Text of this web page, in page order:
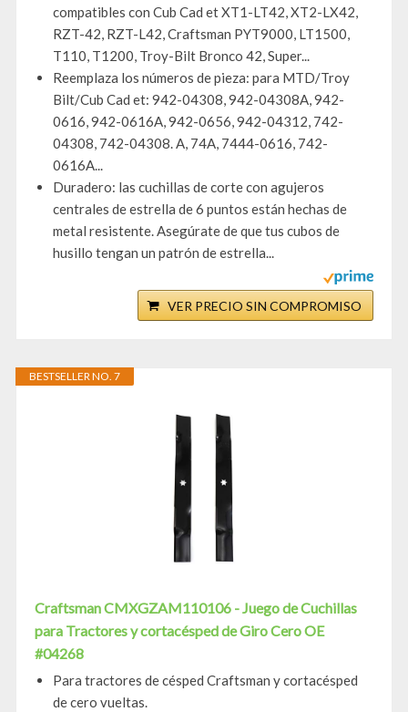
compatibles con Cub Cad et XT1-LT42, XT2-LX42,
RZT-42, RZT-L42, Craftsman PYT9000, LT1500,
T110, T1200, Troy-Bilt Bronco 42, Super...
Reemplaza los números de pieza: para MTD/Troy
Bilt/Cub Cad et: 942-04308, 942-04308A, 942-
0616, 942-0616A, 942-0656, 942-04312, 742-
04308, 742-04308. A, 74A, 7444-0616, 742-
0616A...
Duradero: las cuchillas de corte con agujeros
centrales de estrella de 6 puntos están hechas de
metal resistente. Asegúrate de que tus cubos de
husillo tengan un patrón de estrella...
VER PRECIO SIN COMPROMISO
BESTSELLER NO. 7
Craftsman CMXGZAM110106 - Juego de Cuchillas
para Tractores y cortacésped de Giro Cero OE
#04268
Para tractores de césped Craftsman y cortacésped
de cero vueltas.